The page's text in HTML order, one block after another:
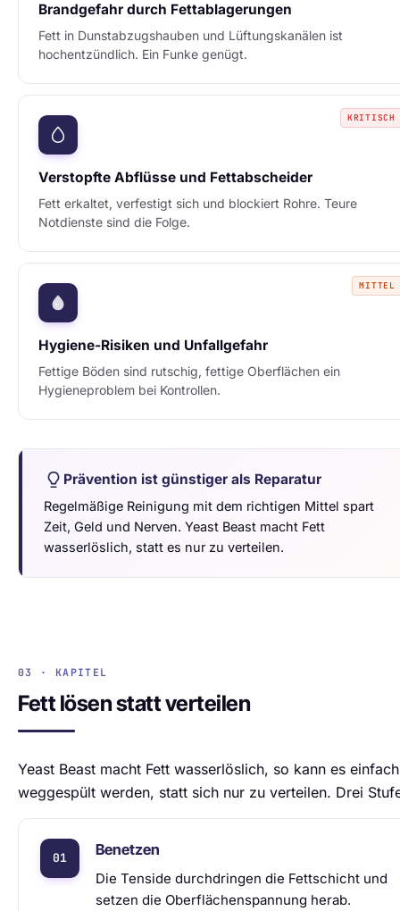
Brandgefahr durch Fettablagerungen
Fett in Dunstabzugshauben und Lüftungskanälen ist
hochentzündlich. Ein Funke genügt.
KRITISCH
Verstopfte Abflüsse und Fettabscheider
Fett erkaltet, verfestigt sich und blockiert Rohre. Teure
Notdienste sind die Folge.
MITTEL
Hygiene-Risiken und Unfallgefahr
Fettige Böden sind rutschig, fettige Oberflächen ein
Hygieneproblem bei Kontrollen.
Prävention ist günstiger als Reparatur
Regelmäßige Reinigung mit dem richtigen Mittel spart
Zeit, Geld und Nerven. Yeast Beast macht Fett
wasserlöslich, statt es nur zu verteilen.
03 · KAPITEL
Fett lösen statt verteilen
Yeast Beast macht Fett wasserlöslich, so kann es einfach
weggespült werden, statt sich nur zu verteilen. Drei
Benetzen
Die Tenside durchdringen die Fettschicht und
setzen die Oberflächenspannung herab.